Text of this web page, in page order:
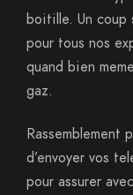
boitille. Un coup
pour tous nos
quand bien
gaz.
Rassemblement
d’envoyer vos
pour assurer